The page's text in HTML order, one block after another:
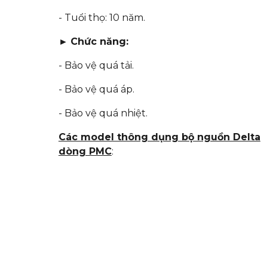
- Tuổi thọ: 10 năm.
► Chức năng:
- Bảo vệ quá tải.
- Bảo vệ quá áp.
- Bảo vệ quá nhiệt.
Các model thông dụng bộ nguồn Delta
dòng PMC: